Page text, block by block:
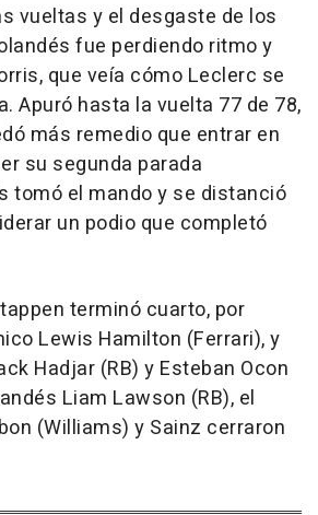
vueltas y el desgaste de los
fue perdiendo ritmo y
que veía cómo Leclerc se
Apuró hasta la vuelta 77 de 78,
más remedio que entrar en
su segunda parada
tomó el mando y se distanció
un podio que completó
terminó cuarto, por
Lewis Hamilton (Ferrari), y
Hadjar (RB) y Esteban Ocon
Liam Lawson (RB), el
(Williams) y Sainz cerraron